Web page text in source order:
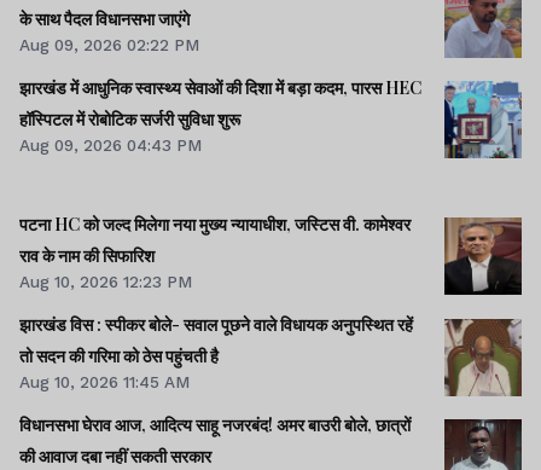
के साथ पैदल विधानसभा जाएंगे
Aug 09, 2026 02:22 PM
झारखंड में आधुनिक स्वास्थ्य सेवाओं की दिशा में बड़ा कदम, पारस HEC
हॉस्पिटल में रोबोटिक सर्जरी सुविधा शुरू
Aug 09, 2026 04:43 PM
पटना HC को जल्द मिलेगा नया मुख्य न्यायाधीश, जस्टिस वी. कामेश्वर
राव के नाम की सिफारिश
Aug 10, 2026 12:23 PM
झारखंड विस : स्पीकर बोले- सवाल पूछने वाले विधायक अनुपस्थित रहें
तो सदन की गरिमा को ठेस पहुंचती है
Aug 10, 2026 11:45 AM
विधानसभा घेराव आज, आदित्य साहू नजरबंद! अमर बाउरी बोले, छात्रों
की आवाज दबा नहीं सकती सरकार